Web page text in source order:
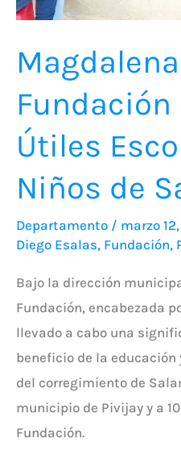
Fundación
Útiles
Niños de
Departamento / marzo
Diego Esalas, Fundación,
Bajo la dirección
Fundación, encabezada
llevado a cabo una
beneficio de la
del corregimiento de
municipio de Pivijay y a
Fundación.
Salaminita